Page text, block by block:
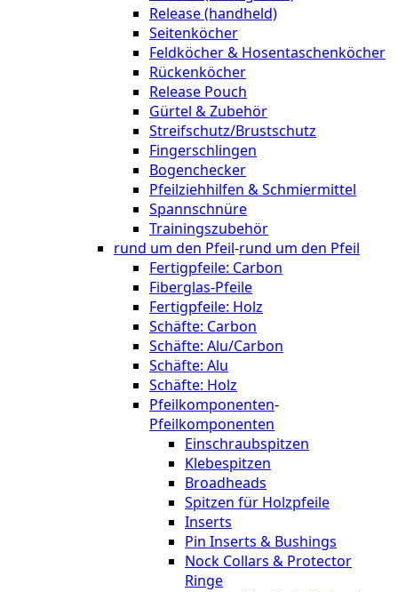
Release (handheld)
Seitenköcher
Feldköcher & Hosentaschenköcher
Rückenköcher
Release Pouch
Gürtel & Zubehör
Streifschutz/Brustschutz
Fingerschlingen
Bogenchecker
Pfeilziehhilfen & Schmiermittel
Spannschnüre
Trainingszubehör
rund um den Pfeil-rund um den Pfeil
Fertigpfeile: Carbon
Fiberglas-Pfeile
Fertigpfeile: Holz
Schäfte: Carbon
Schäfte: Alu/Carbon
Schäfte: Alu
Schäfte: Holz
Pfeilkomponenten-
Pfeilkomponenten
Einschraubspitzen
Klebespitzen
Broadheads
Spitzen für Holzpfeile
Inserts
Pin Inserts & Bushings
Nock Collars & Protector
Ringe